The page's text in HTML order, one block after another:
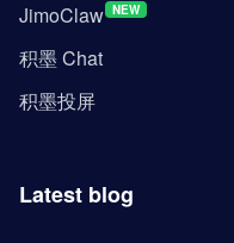
JimoClaw NEW
积墨 Chat
积墨投屏
Latest blog